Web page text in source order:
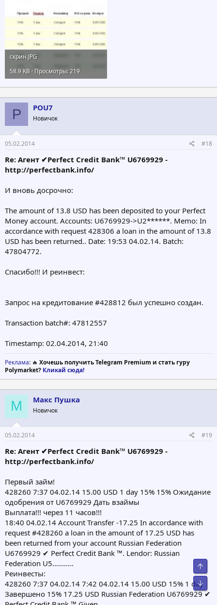
скрин.JPG
58.9 KB · Просмотры: 219
P POU7
Новичок
05.02.2014 #18
Re: Агент ✔Perfect Credit Bank™ U6769929 -
http://perfectbank.info/
И вновь досрочно:
The amount of 13.8 USD has been deposited to your Perfect
Money account. Accounts: U6769929->U2******. Memo: In
accordance with request 428306 a loan in the amount of 13.8
USD has been returned.. Date: 19:53 04.02.14. Batch:
47804772.
Спасибо!!! И реинвест:
Запрос на кредитование #428812 был успешно создан.
Transaction batch#: 47812557
Timestamp: 02.04.2014, 21:40
Реклама: 🔥 Хочешь получить Telegram Premium и стать гуру
Polymarket? Кликай сюда!
М Макс Пушка
Новичок
05.02.2014 #19
Re: Агент ✔Perfect Credit Bank™ U6769929 -
http://perfectbank.info/
Первый займ!
428260 7:37 04.02.14 15.00 USD 1 day 15% 15% Ожидание
одобрения от U6769929 Дать взаймы
Выплата!!! через 11 часов!!!
18:40 04.02.14 Account Transfer -17.25 In accordance with
request #428260 a loan in the amount of 17.25 USD has
been returned from your account Russian Federation
U6769929 ✔ Perfect Credit Bank ™. Lendor: Russian
Federation U5...........
Реинвесты:
428260 7:37 04.02.14 7:42 04.02.14 15.00 USD 15% 1 day
Завершено 15% 17.25 USD Russian Federation U6769929 ✔